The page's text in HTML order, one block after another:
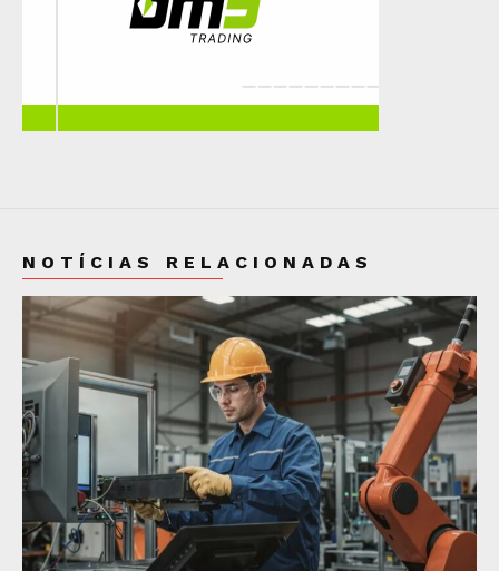
NOTÍCIAS RELACIONADAS